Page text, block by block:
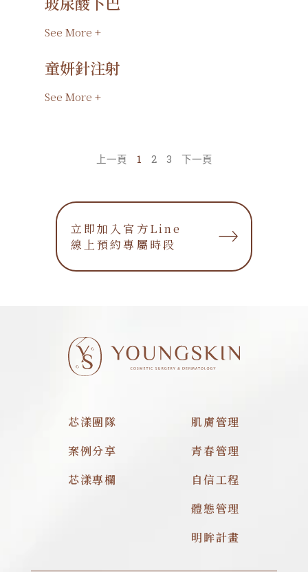
See More +
童妍針注射
See More +
上一頁 1 2 3 下一頁
立即加入官方Line
線上預約專屬時段
立即加入官方Line
線上預約專屬時段
芯漾團隊
案例分享
芯漾專欄
肌膚管理
青春管理
自信工程
體態管理
明眸計畫